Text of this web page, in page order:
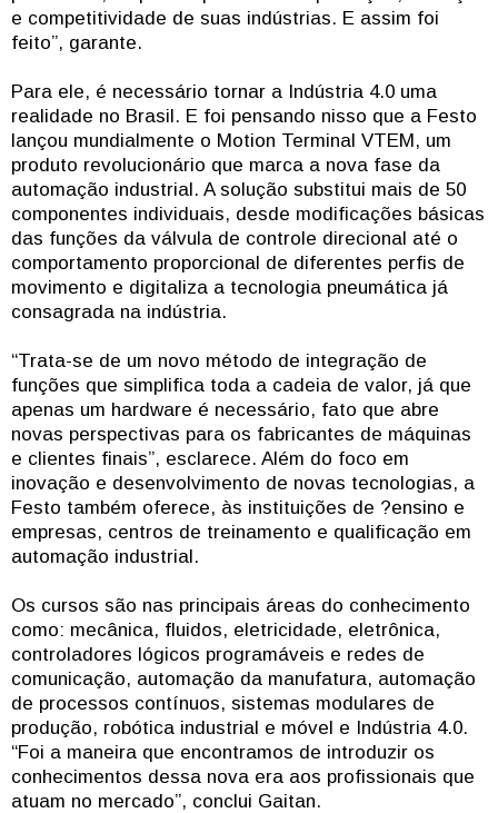
e competitividade de suas indústrias. E assim foi
feito”, garante.
Para ele, é necessário tornar a Indústria 4.0 uma
realidade no Brasil. E foi pensando nisso que a Festo
lançou mundialmente o Motion Terminal VTEM, um
produto revolucionário que marca a nova fase da
automação industrial. A solução substitui mais de 50
componentes individuais, desde modificações básicas
das funções da válvula de controle direcional até o
comportamento proporcional de diferentes perfis de
movimento e digitaliza a tecnologia pneumática já
consagrada na indústria.
“Trata-se de um novo método de integração de
funções que simplifica toda a cadeia de valor, já que
apenas um hardware é necessário, fato que abre
novas perspectivas para os fabricantes de máquinas
e clientes finais”, esclarece. Além do foco em
inovação e desenvolvimento de novas tecnologias, a
Festo também oferece, às instituições de ?ensino e
empresas, centros de treinamento e qualificação em
automação industrial.
Os cursos são nas principais áreas do conhecimento
como: mecânica, fluidos, eletricidade, eletrônica,
controladores lógicos programáveis e redes de
comunicação, automação da manufatura, automação
de processos contínuos, sistemas modulares de
produção, robótica industrial e móvel e Indústria 4.0.
“Foi a maneira que encontramos de introduzir os
conhecimentos dessa nova era aos profissionais que
atuam no mercado”, conclui Gaitan.